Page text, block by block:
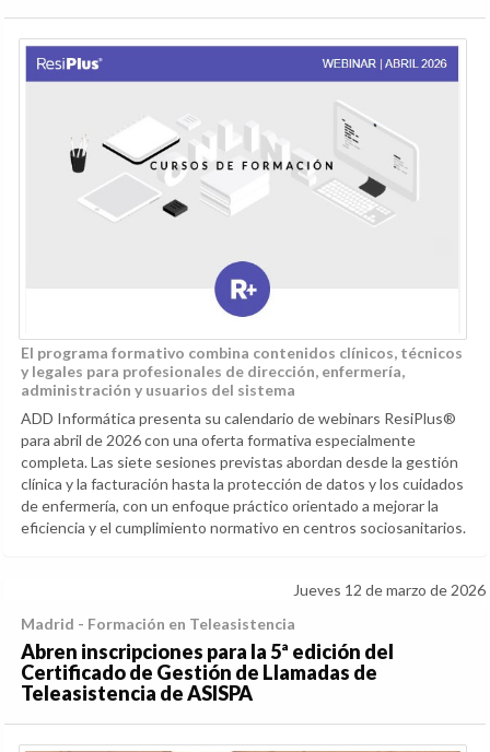
El programa formativo combina contenidos clínicos, técnicos
y legales para profesionales de dirección, enfermería,
administración y usuarios del sistema
ADD Informática presenta su calendario de webinars ResiPlus®
para abril de 2026 con una oferta formativa especialmente
completa. Las siete sesiones previstas abordan desde la gestión
clínica y la facturación hasta la protección de datos y los cuidados
de enfermería, con un enfoque práctico orientado a mejorar la
eficiencia y el cumplimiento normativo en centros sociosanitarios.
Jueves 12 de marzo de 2026
Madrid - Formación en Teleasistencia
Abren inscripciones para la 5ª edición del
Certificado de Gestión de Llamadas de
Teleasistencia de ASISPA